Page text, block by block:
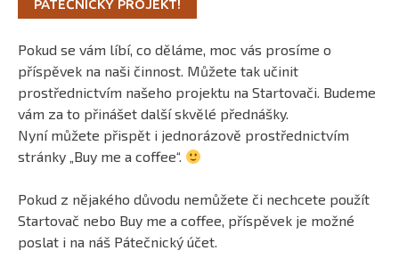
PÁTEČNICKÝ PROJEKT!
Pokud se vám líbí, co děláme, moc vás prosíme o
příspěvek na naši činnost. Můžete tak učinit
prostřednictvím našeho projektu na Startovači. Budeme
vám za to přinášet další skvělé přednášky.
Nyní můžete přispět i jednorázově prostřednictvím
stránky „Buy me a coffee“.
Pokud z nějakého důvodu nemůžete či nechcete použít
Startovač nebo Buy me a coffee, příspěvek je možné
poslat i na náš Pátečnický účet.